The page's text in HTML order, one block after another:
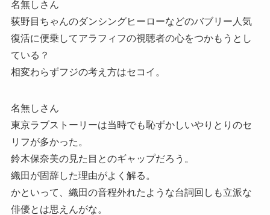
名無しさん
荻野目ちゃんのダンシングヒーローなどのバブリー人気
復活に便乗してアラフィフの視聴者の心をつかもうとし
ている？
相変わらずフジの考え方はセコイ。
名無しさん
東京ラブストーリーは当時でも恥ずかしいやりとりのセ
リフが多かった。
鈴木保奈美の見た目とのギャップだろう。
織田が固辞した理由がよく解る。
かといって、織田の音程外れたような台詞回しも立派な
俳優とは思えんがな。